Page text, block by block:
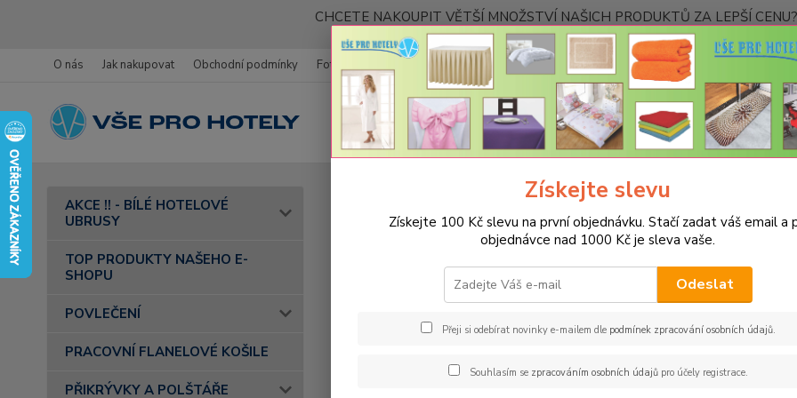
CHCETE NAKOUPIT VĚTŠÍ MNOŽSTVÍ NAŠICH PRODUKTŮ ZA LEPŠÍ
O nás Jak nakupovat Obchodní podmínky Fotogalerie Kontakty
Hledat
AKCE !! - BÍLÉ HOTELOVÉ
UBRUSY
TOP PRODUKTY NAŠEHO E-
SHOPU
POVLEČENÍ
PRACOVNÍ FLANELOVÉ KOŠILE
PŘIKRÝVKY A POLŠTÁŘE
Teflonové ubrusy jednobarevné s vodoodpudivou úpravou
Teflonový ubrus 140x180cm -
Jsme
Získejte slevu
Získejte 100 Kč slevu na první objednávku. Stačí zadat váš email a
objednávce nad 1000 Kč je sleva vaše.
Odeslat
Přeji si odebírat novinky e-mailem dle podmínek zpracování osobních údajů.
Souhlasím se zpracováním osobních údajůpro účely registrace.